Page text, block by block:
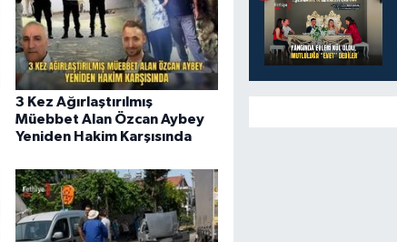
3 Kez Ağırlaştırılmış
Müebbet Alan Özcan Aybey
Yeniden Hakim Karşısında